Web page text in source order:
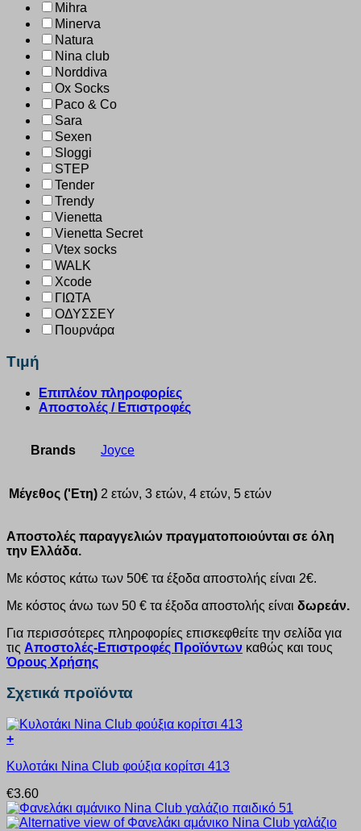
Mihra
Minerva
Natura
Nina club
Norddiva
Ox Socks
Paco & Co
Sara
Sexen
Sloggi
STEP
Tender
Trendy
Vienetta
Vienetta Secret
Vtex socks
WALK
Xcode
ΓΙΩΤΑ
ΟΔΥΣΣΕΥ
Πουρνάρα
Τιμή
Επιπλέον πληροφορίες
Αποστολές / Επιστροφές
Brands Joyce
Μέγεθος ('Ετη) 2 ετών, 3 ετών, 4 ετών, 5 ετών
Αποστολές παραγγελιών πραγματοποιούνται σε όλη
την Ελλάδα.
Με κόστος κάτω των 50€ τα έξοδα αποστολής είναι 2€.
Με κόστος άνω των 50 € τα έξοδα αποστολής είναι δωρεάν.
Για περισσότερες πληροφορίες επισκεφθείτε την σελίδα για
τις Αποστολές-Επιστροφές Προϊόντων καθώς και τους
Όρους Χρήσης
Σχετικά προϊόντα
+
το
έχει
πολλαπλές
παραλλαγές.
Κυλοτάκι Nina Club φούξια κορίτσι 413
€3.60